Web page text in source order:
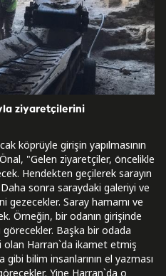
ziyaretçilerini
köprüyle girişin yapılmasının
"Gelen ziyaretçiler, öncelikle
Hendekten geçilerek sarayın
Daha sonra saraydaki galeriyi ve
gezecekler. Saray hamamı ve
Örneğin, bir odanın girişinde
görecekler. Başka bir odada
Harran`da ikamet etmiş
bilim insanlarının el yazması
Yine Harran`da o